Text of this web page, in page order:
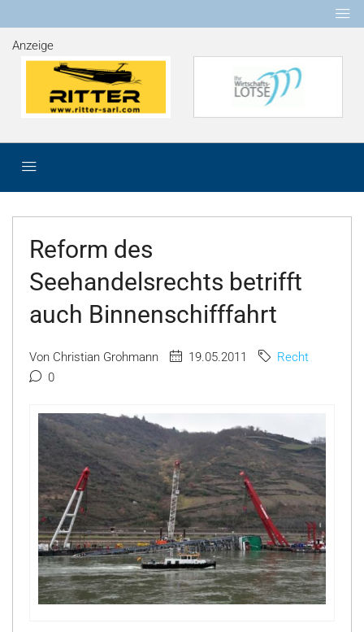
Anzeige
Reform des
Seehandelsrechts betrifft
auch Binnenschifffahrt
Von Christian Grohmann 19.05.2011
Recht
0